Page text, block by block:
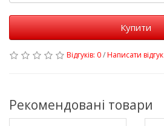
Купити
Відгуків: 0/Написати відгук
Рекомендовані товари